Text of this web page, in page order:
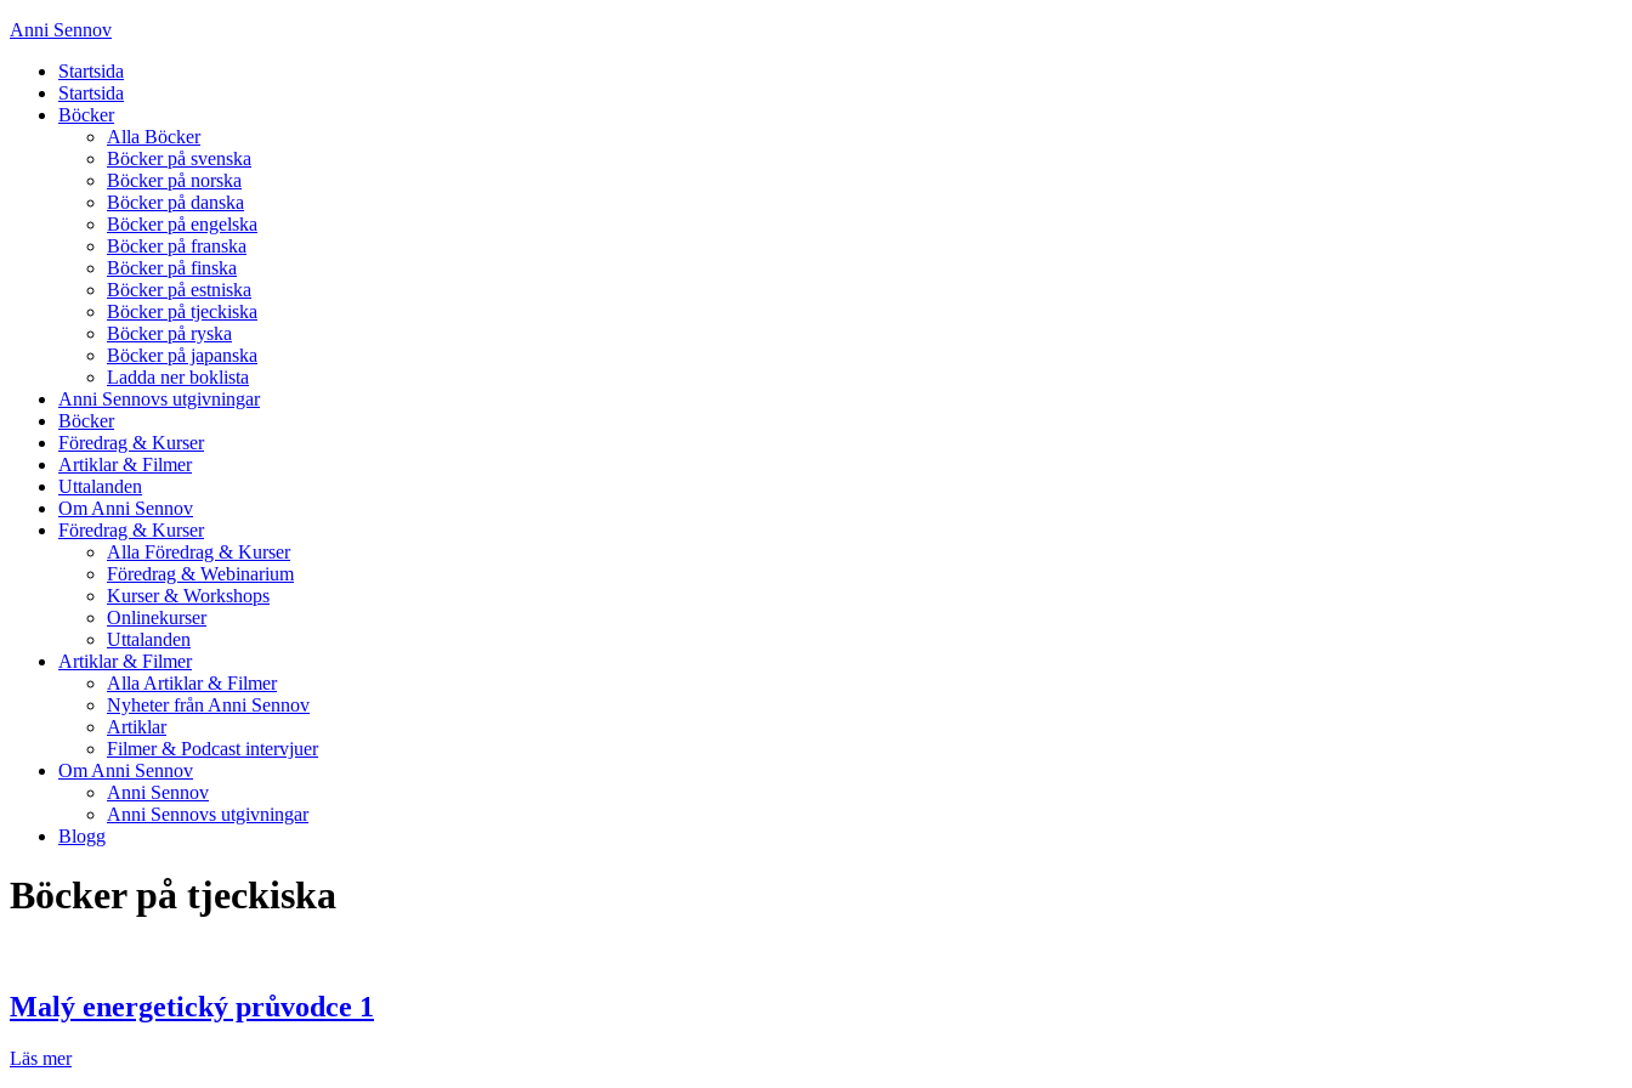
Anni Sennov
Startsida
Startsida
Böcker
Alla Böcker
Böcker på svenska
Böcker på norska
Böcker på danska
Böcker på engelska
Böcker på franska
Böcker på finska
Böcker på estniska
Böcker på tjeckiska
Böcker på ryska
Böcker på japanska
Ladda ner boklista
Anni Sennovs utgivningar
Böcker
Föredrag & Kurser
Artiklar & Filmer
Uttalanden
Om Anni Sennov
Föredrag & Kurser
Alla Föredrag & Kurser
Föredrag & Webinarium
Kurser & Workshops
Onlinekurser
Uttalanden
Artiklar & Filmer
Alla Artiklar & Filmer
Nyheter från Anni Sennov
Artiklar
Filmer & Podcast intervjuer
Om Anni Sennov
Anni Sennov
Anni Sennovs utgivningar
Blogg
Böcker på tjeckiska
Malý energetický průvodce 1
Läs mer